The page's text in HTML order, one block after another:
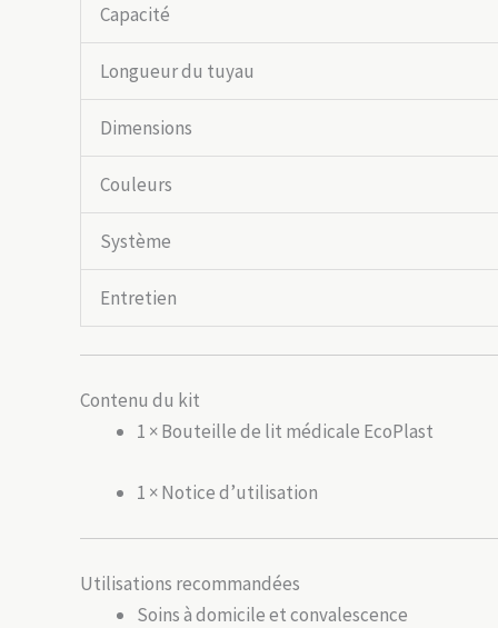
Capacité
Longueur du tuyau
Dimensions
Couleurs
Système
Entretien
Contenu du kit
1 × Bouteille de lit médicale EcoPlast
1 × Notice d’utilisation
Utilisations recommandées
Soins à domicile et convalescence